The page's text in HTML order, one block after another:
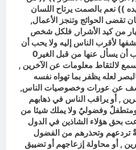
)) نعم بالصمت يرتاح اللسان
تقضى الحوائج وتنجز الأعمال,
من كيد الأشرار, فلكل شخص
لأقرب الناس إليه ولا يحب أن
أن يسأل عنها من قبل الغير0
لالتقاط معلومات عن الآخرين ,
لعله يظفر بما تهواه نفسه
عن عورات وخصوصيات الناس,
, أو يراقب الناس في ذهابهم
وفضوليٌ ولا يملك شيئا من
بحق هؤلاء الشاذين في الدول
تردعهم وتحذرهم من الفضول
, أو محاولة إزعاجهم أو تضييق